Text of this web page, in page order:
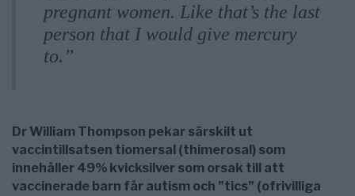
pregnant women. Like that’s the last
person that I would give mercury
to.”
Dr William Thompson pekar särskilt ut
vaccintillsatsen tiomersal (thimerosal) som
innehåller 49% kvicksilver som orsak till att
vaccinerade barn får autism och ”tics” (ofrivilliga